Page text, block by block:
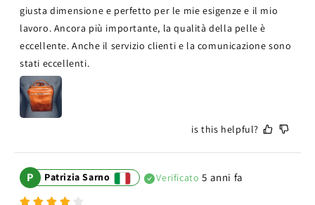
giusta dimensione e perfetto per le mie esigenze e il mio
lavoro. Ancora più importante, la qualità della pelle è
eccellente. Anche il servizio clienti e la comunicazione sono
stati eccellenti.
is this helpful?
P Patrizia Sarno Verificato 5 anni fa